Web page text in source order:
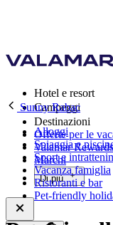
Hotel e resort
Campeggi
Destinazioni
Offerte per le
Valamar Rewards
Marchi
Di più
Sunny Rabac
Alloggi
Spiaggia e
Sport e
Vacanza famiglia
Ristoranti e bar
Pet-friendly